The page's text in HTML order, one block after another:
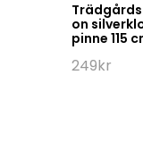
on
pinne 115
249kr